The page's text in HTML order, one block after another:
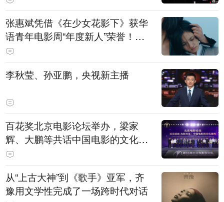
张惠斌凭借《在少女花影下》获华
语青年电影周“年度新人”荣誉！该
电影全程在广州取景，采用粤语对
白，主演均为广州本土演员
李秋莹、孙亚鹏，央视新主播
百花奖北京电影论坛举办，梁家
辉、大鹏等共话中国电影的文化建
构
从“上古大神”到《歌手》亚军，齐
豫用文学性完成了一场跨时代对话